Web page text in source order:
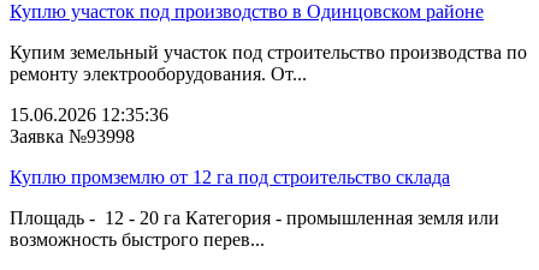
Куплю участок под производство в Одинцовском районе
Купим земельный участок под строительство производства по
ремонту электрооборудования. От...
15.06.2026 12:35:36
Заявка №93998
Куплю промземлю от 12 га под строительство склада
Площадь - 12 - 20 га Категория - промышленная земля или
возможность быстрого перев...